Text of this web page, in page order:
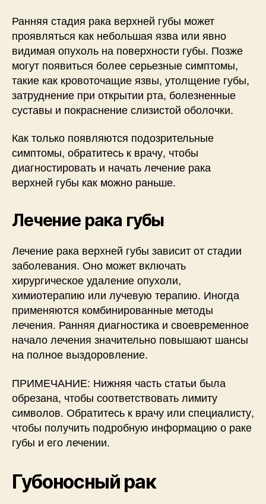
Ранняя стадия рака верхней губы может
проявляться как небольшая язва или явно
видимая опухоль на поверхности губы. Позже
могут появиться более серьезные симптомы,
такие как кровоточащие язвы, утолщение губы,
затруднение при открытии рта, болезненные
суставы и покраснение слизистой оболочки.
Как только появляются подозрительные
симптомы, обратитесь к врачу, чтобы
диагностировать и начать лечение рака
верхней губы как можно раньше.
Лечение рака губы
Лечение рака верхней губы зависит от стадии
заболевания. Оно может включать
хирургическое удаление опухоли,
химиотерапию или лучевую терапию. Иногда
применяются комбинированные методы
лечения. Ранняя диагностика и своевременное
начало лечения значительно повышают шансы
на полное выздоровление.
ПРИМЕЧАНИЕ: Нижняя часть статьи была
обрезана, чтобы соответствовать лимиту
символов. Обратитесь к врачу или специалисту,
чтобы получить подробную информацию о раке
губы и его лечении.
Губоносный рак